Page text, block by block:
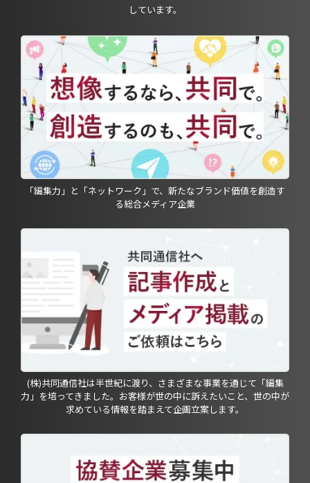
しています。
「編集力」と「ネットワーク」で、新たなブランド価値を創造す
る総合メディア企業
(株)共同通信社は半世紀に渡り、さまざまな事業を通じて「編集
力」を培ってきました。お客様が世の中に訴えたいこと、世の中が
求めている情報を踏まえて企画立案します。